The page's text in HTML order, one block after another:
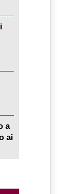
a
ai